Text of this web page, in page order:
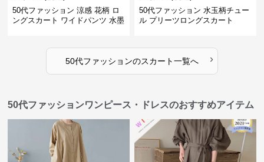
50代ファッション 涼感 花柄 ロ
ングスカート ワイドパンツ 水墨
50代ファッション 水玉柄チュー
ル プリーツロングスカート
50代ファッションのスカート一覧へ ›
50代ファッションワンピース・ドレスのおすすめアイテム